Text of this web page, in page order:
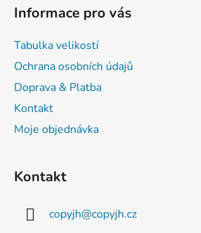
Informace pro vás
Tabulka velikostí
Ochrana osobních údajů
Doprava & Platba
Kontakt
Moje objednávka
Kontakt
copyjh@copyjh.cz